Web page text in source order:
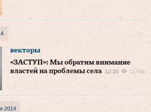
векторы
«ЗАСТУП»: Мы обратим внимание
властей на проблемы села
12:20 12758
2014